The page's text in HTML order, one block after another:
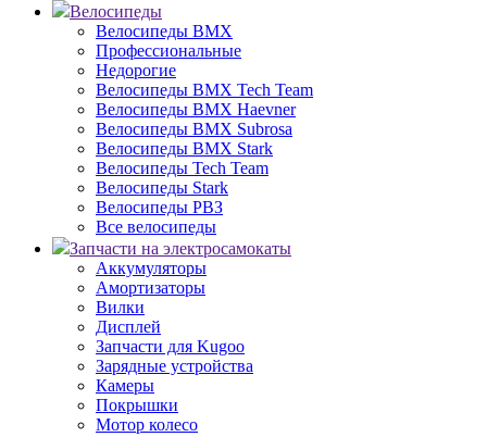
Велосипеды
Велосипеды BMX
Профессиональные
Недорогие
Велосипеды BMX Tech Team
Велосипеды BMX Haevner
Велосипеды BMX Subrosa
Велосипеды BMX Stark
Велосипеды Tech Team
Велосипеды Stark
Велосипеды РВЗ
Все велосипеды
Запчасти на электросамокаты
Аккумуляторы
Амортизаторы
Вилки
Дисплей
Запчасти для Kugoo
Зарядные устройства
Камеры
Покрышки
Мотор колесо